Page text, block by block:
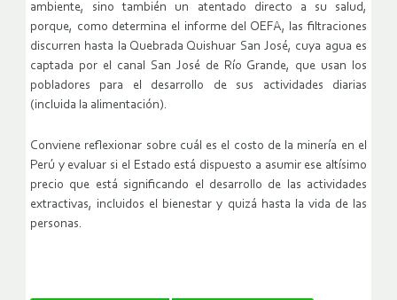
ambiente, sino también un atentado directo a su salud,
porque, como determina el informe del OEFA, las filtraciones
discurren hasta la Quebrada Quishuar San José, cuya agua es
captada por el canal San José de Río Grande, que usan los
pobladores para el desarrollo de sus actividades diarias
(incluida la alimentación).
Conviene reflexionar sobre cuál es el costo de la minería en el
Perú y evaluar si el Estado está dispuesto a asumir ese altísimo
precio que está significando el desarrollo de las actividades
extractivas, incluidos el bienestar y quizá hasta la vida de las
personas.